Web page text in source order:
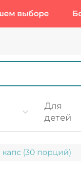
Более
Для
детей
(30 порций)